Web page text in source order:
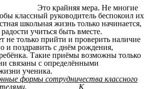
Это крайняя мера. Не многие
классный руководитель беспокоил их
школьная жизнь только начинается,
учиться быть вместе.
не только прийти и проверить наличие
и поздравить с днём рождения,
Такие приёмы возможны только
связаны с определёнными
ученика.
формы сотрудничества классного
К